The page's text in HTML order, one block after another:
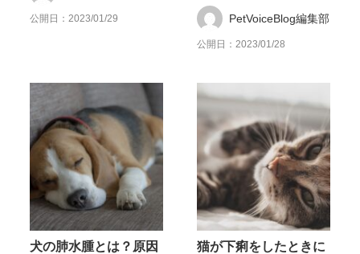
公開日：2023/01/29 PetVoiceBlog編集部
公開日：2023/01/28
犬の肺水腫とは？原因
猫が下痢をしたときに